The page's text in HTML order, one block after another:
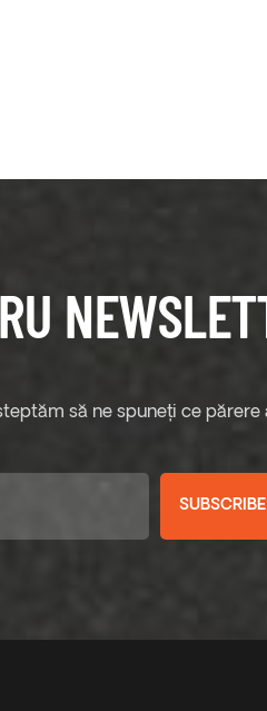
să ne spuneți ce părere
SUBSCRIBE